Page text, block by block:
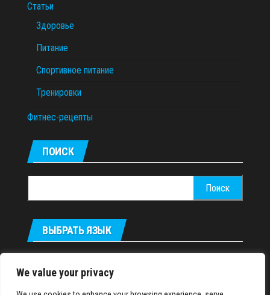
We value your privacy
Статьи
Здоровье
Питание
Спортивное питание
Тренировки
Фитнес-рецепты
ПОИСК
ВЫБРАТЬ ЯЗЫК